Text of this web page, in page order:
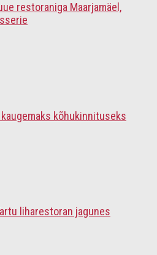
restoraniga Maarjamäel,
kõhukinnituseks
liharestoran jagunes